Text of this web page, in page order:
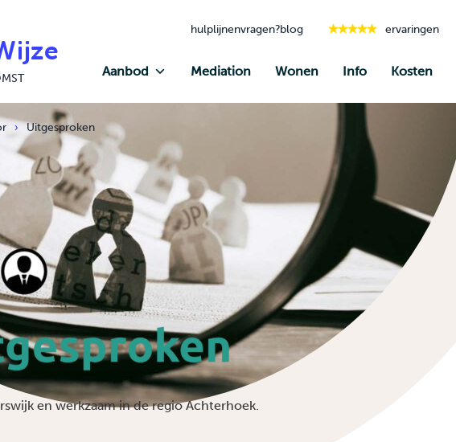
hulplijnenvragen?blog ervaringen
Aanbod Mediation Wonen Info Kosten
› Uitgesproken
en werkzaam in de regio Achterhoek.